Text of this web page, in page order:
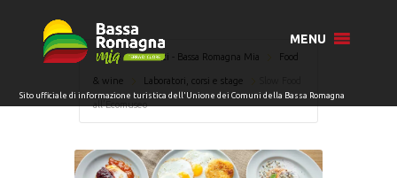
MENU
Home Eventi - Bassa Romagna Mia Food
& wine Laboratori, corsi e stage
all’Ecomuseo